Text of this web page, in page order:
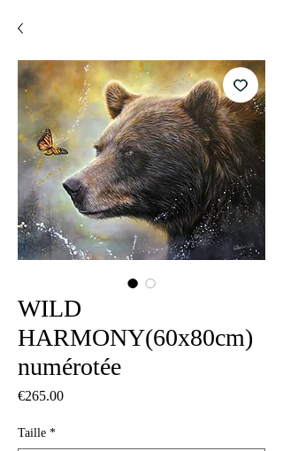
WILD
HARMONY(60x80cm)
numérotée
€265.00Price
Taille *